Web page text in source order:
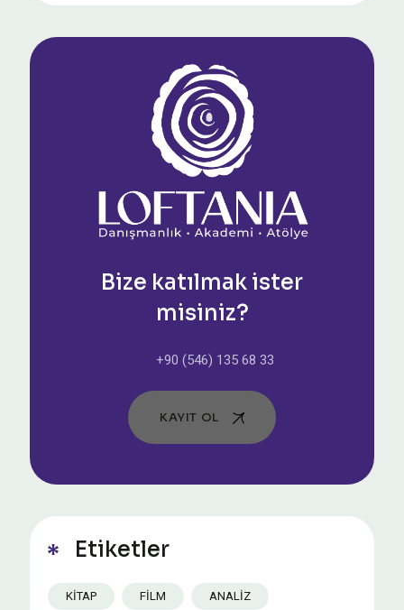
Bize katılmak ister
misiniz?
+90 (546) 135 68 33
KAYIT OL
Etiketler
KITAP FILM ANALIZ